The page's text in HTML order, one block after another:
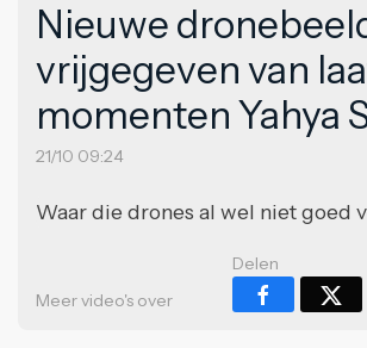
Nieuwe
vrijgegeven van
momenten Yahya
21/10 09:24
Waar die drones al wel niet goed
Meer video's over
Delen